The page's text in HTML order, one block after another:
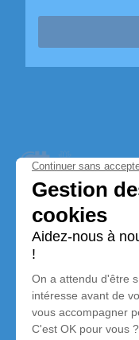
Pompes
Nos équipes vous
son souvenir dans
son dernier voyage.
Nos agences
Pompes Funèbres